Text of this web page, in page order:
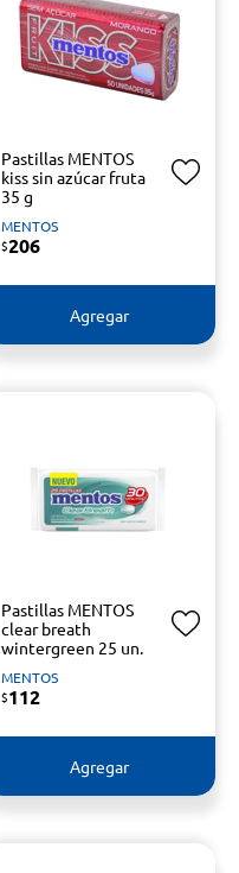
Pastillas MENTOS
kiss sin azúcar fruta
35 g
MENTOS
$206
Agregar
Pastillas MENTOS
clear breath
wintergreen 25 un.
MENTOS
$112
Agregar